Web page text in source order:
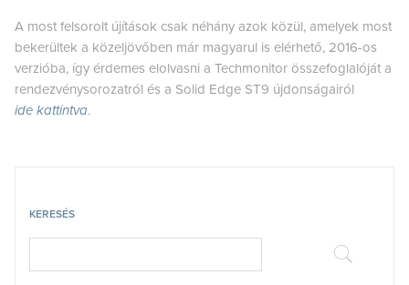
KERESÉS
A most felsorolt újítások csak néhány azok közül, amelyek most
bekerültek a közeljövőben már magyarul is elérhető, 2016-os
verzióba, így érdemes elolvasni a Techmonitor összefoglalóját a
rendezvénysorozatról és a Solid Edge ST9 újdonságairól
ide kattintva.